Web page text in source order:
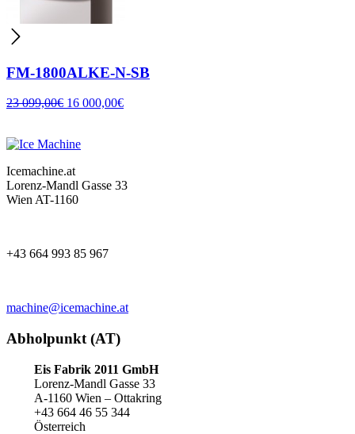
FM-1800ALKE-N-SB
23 099,00€ 16 000,00€
Icemachine.at
Lorenz-Mandl Gasse 33
Wien AT-1160
+43 664 993 85 967
machine@icemachine.at
Abholpunkt (AT)
Eis Fabrik 2011 GmbH
Lorenz-Mandl Gasse 33
A-1160 Wien – Ottakring
+43 664 46 55 344
Österreich